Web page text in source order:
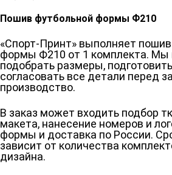
Пошив футбольной формы Ф210
«Спорт-Принт» выполняет
формы Ф210 от 1 комплекта.
подобрать размеры,
согласовать все детали перед
производство.
В заказ может входить подбор
макета, нанесение номеров и
формы и доставка по России.
зависит от количества
дизайна.